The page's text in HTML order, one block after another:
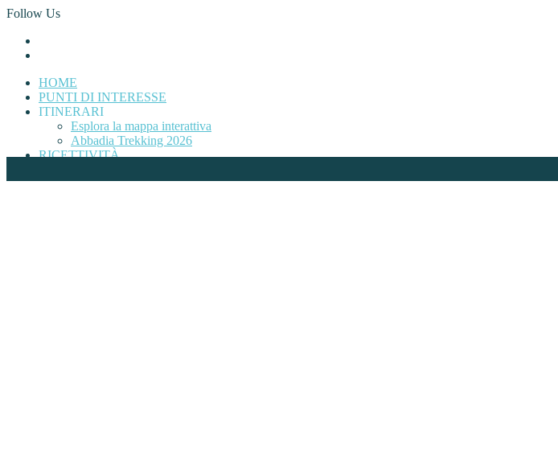
Follow Us
HOME
PUNTI DI INTERESSE
ITINERARI
Esplora la mappa interattiva
Abbadia Trekking 2026
RICETTIVITÀ
TRASPORTI